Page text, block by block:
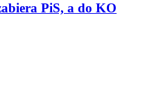
PiS, a do KO